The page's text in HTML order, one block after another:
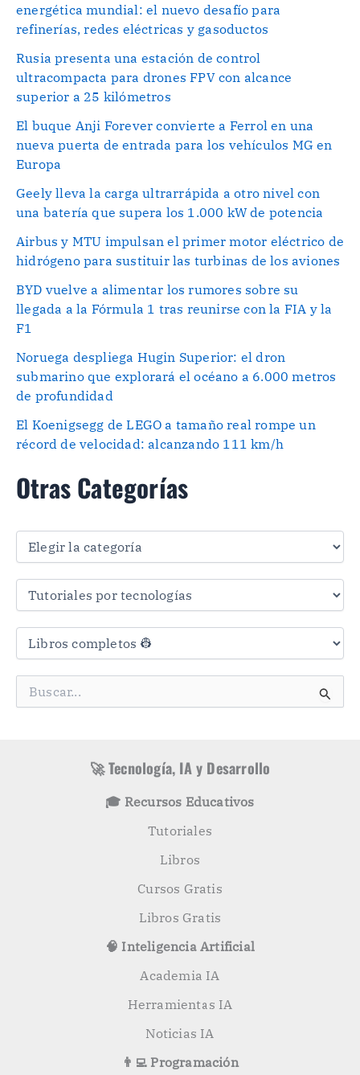
energética mundial: el nuevo desafío para
refinerías, redes eléctricas y gasoductos
Rusia presenta una estación de control
ultracompacta para drones FPV con alcance
superior a 25 kilómetros
El buque Anji Forever convierte a Ferrol en una
nueva puerta de entrada para los vehículos MG en
Europa
Geely lleva la carga ultrarrápida a otro nivel con
una batería que supera los 1.000 kW de potencia
Airbus y MTU impulsan el primer motor eléctrico de
hidrógeno para sustituir las turbinas de los aviones
BYD vuelve a alimentar los rumores sobre su
llegada a la Fórmula 1 tras reunirse con la FIA y la
F1
Noruega despliega Hugin Superior: el dron
submarino que explorará el océano a 6.000 metros
de profundidad
El Koenigsegg de LEGO a tamaño real rompe un
récord de velocidad: alcanzando 111 km/h
Otras Categorías
O
a
a
🚀 Tecnología, IA y Desarrollo
🎓 Recursos Educativos
Tutoriales
Libros
Cursos Gratis
Libros Gratis
🧠 Inteligencia Artificial
Academia IA
Herramientas IA
Noticias IA
👨‍💻 Programación